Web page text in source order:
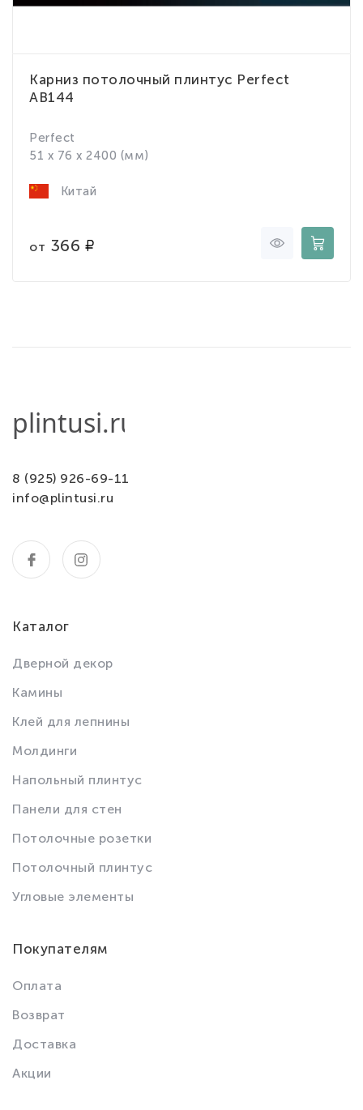
Карниз потолочный плинтус Perfect
AB144
Perfect
51 x 76 x 2400 (мм)
Китай
от 366
8 (925) 926-69-11
info@plintusi.ru
Каталог
Дверной декор
Камины
Клей для лепнины
Молдинги
Напольный плинтус
Панели для стен
Потолочные розетки
Потолочный плинтус
Угловые элементы
Покупателям
Оплата
Возврат
Доставка
Акции